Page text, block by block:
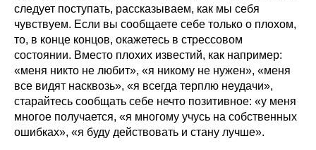
следует поступать, рассказываем, как мы себя
чувствуем. Если вы сообщаете себе только о плохом,
то, в конце концов, окажетесь в стрессовом
состоянии. Вместо плохих известий, как например:
«меня никто не любит», «я никому не нужен», «меня
все видят насквозь», «я всегда терплю неудачи»,
старайтесь сообщать себе нечто позитивное: «у меня
многое получается, «я многому учусь на собственных
ошибках», «я буду действовать и стану лучше».